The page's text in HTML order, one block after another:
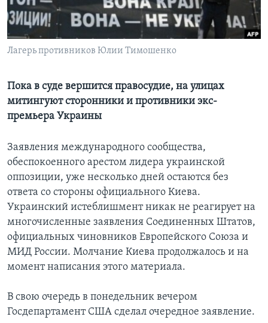
Learning English
СОЦИАЛЬНЫЕ СЕТИ
Языки
Лагерь противников Юлии Тимошенко
Пока в суде вершится правосудие, на улицах
митингуют сторонники и противники экс-
премьера Украины
Заявления международного сообщества,
обеспокоенного арестом лидера украинской
оппозиции, уже несколько дней остаются без
ответа со стороны официального Киева.
Украинский истеблишмент никак не реагирует на
многочисленные заявления Соединенных Штатов,
официальных чиновников Европейского Союза и
МИД России. Молчание Киева продолжалось и на
момент написания этого материала.
В свою очередь в понедельник вечером
Госдепартамент США сделал очередное заявление.